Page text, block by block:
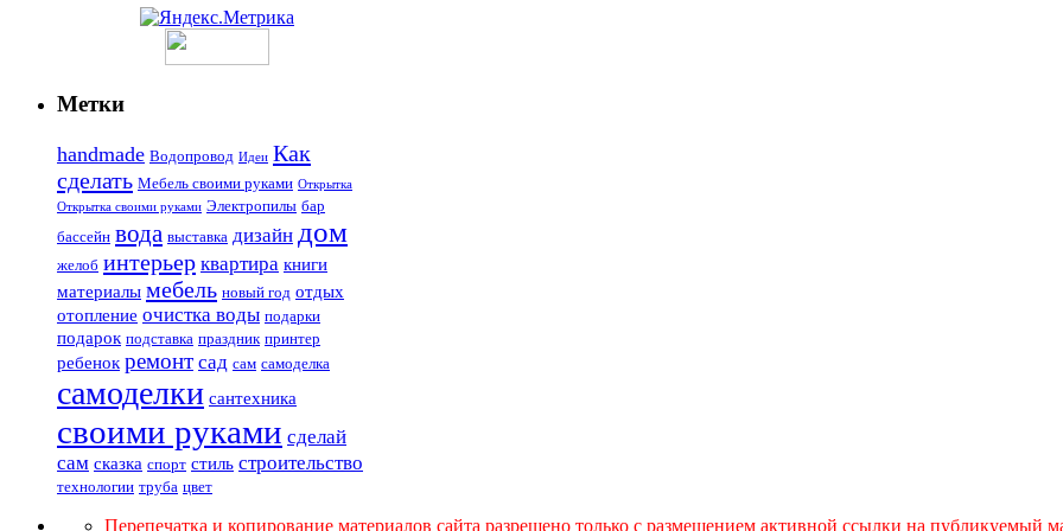
Метки
handmade Водопровод Идеи Как
сделать Мебель своими руками Открытка
Открытка своими руками Электропилы бар
бассейн вода выставка дизайн дом
желоб интерьер квартира книги
материалы мебель новый год отдых
отопление очистка воды подарки
подарок подставка праздник принтер
ребенок ремонт сад сам самоделка
самоделки сантехника
своими руками сделай
сам сказка спорт стиль строительство
технологии труба цвет
Перепечатка и копирование материалов сайта разрешено только с размещением активной ссылки на публикуемый